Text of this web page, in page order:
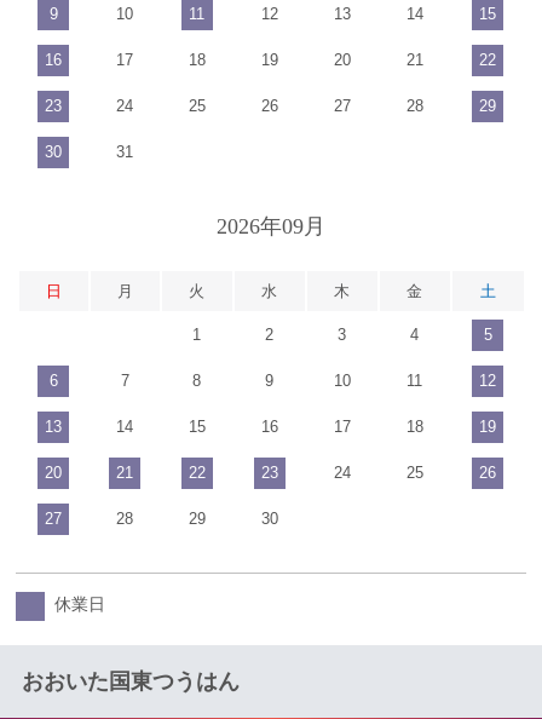
9 10 11 12 13 14 15
16 17 18 19 20 21 22
23 24 25 26 27 28 29
30 31
2026年09月
日 月 火 水 木 金 土
1 2 3 4 5
6 7 8 9 10 11 12
13 14 15 16 17 18 19
20 21 22 23 24 25 26
27 28 29 30
休業日
おおいた国東つうはん